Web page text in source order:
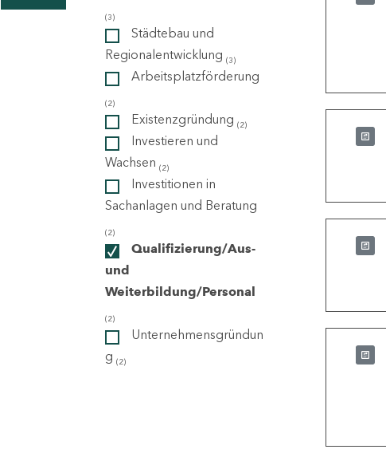
(3)
Städtebau und
Regionalentwicklung (3)
Arbeitsplatzförderung
(2)
Existenzgründung (2)
Investieren und
Wachsen (2)
Investitionen in
Sachanlagen und Beratung
(2)
Qualifizierung/Aus-
und
Weiterbildung/Personal
(2)
Unternehmensgründun
g (2)